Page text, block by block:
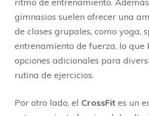
gimnasios suelen ofrecer una
de clases grupales, como yoga,
entrenamiento de fuerza, lo que
opciones adicionales para
rutina de ejercicios.
Por otro lado, el CrossFit es un